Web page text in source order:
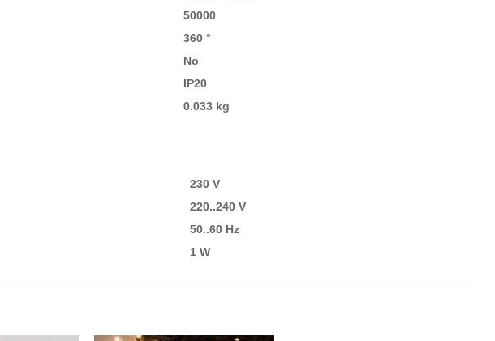
50000
360 °
No
IP20
0.033 kg
230 V
220..240 V
50..60 Hz
1 W